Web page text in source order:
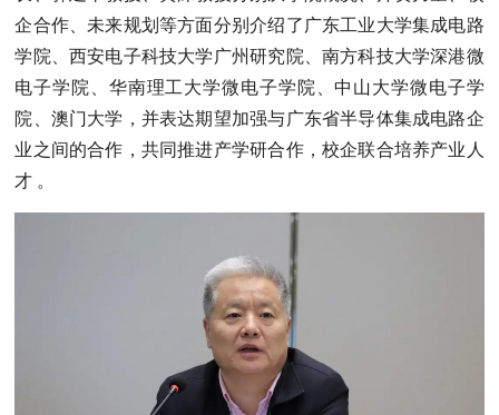
企合作、未来规划等方面分别介绍了广东工业大学集成电路
学院、西安电子科技大学广州研究院、南方科技大学深港微
电子学院、华南理工大学微电子学院、中山大学微电子学
院、澳门大学，并表达期望加强与广东省半导体集成电路企
业之间的合作，共同推进产学研合作，校企联合培养产业人
才 。